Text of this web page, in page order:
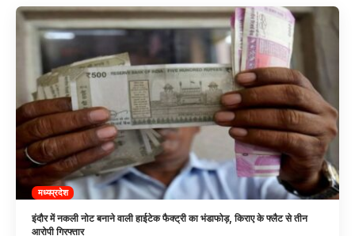
मध्यप्रदेश
इंदौर में नकली नोट बनाने वाली हाईटेक फैक्ट्री का भंडाफोड़, किराए के फ्लैट से तीन
आरोपी गिरफ्तार